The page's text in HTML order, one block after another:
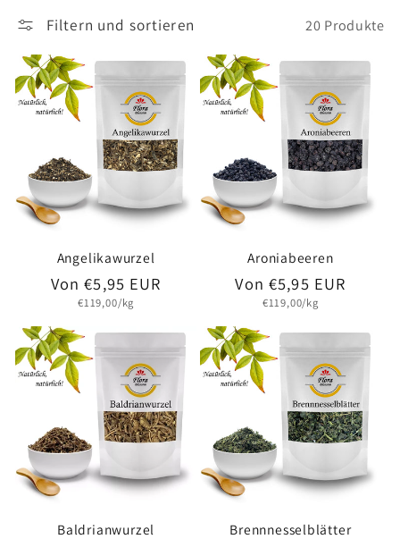
Filtern und sortieren 20 Produkte
Angelikawurzel
Normaler
Preis
Von €5,95 EUR
Grundpreis
€119,00/kg
Aroniabeeren
Normaler
Preis
Von €5,95 EUR
Grundpreis
€119,00/kg
Baldrianwurzel Brennnesselblätter